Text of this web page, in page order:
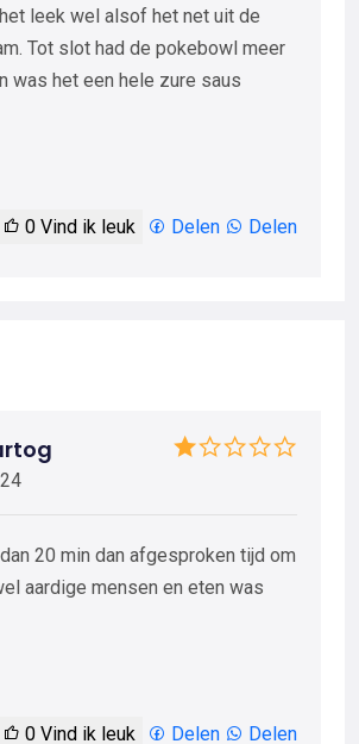
leek wel alsof het net uit de
Tot slot had de pokebowl meer
was het een hele zure saus
0 Vind ik leuk Delen Delen
20 min dan afgesproken tijd om
aardige mensen en eten was
0 Vind ik leuk Delen Delen